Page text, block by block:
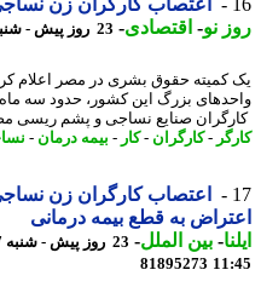
اعتصاب کارگران زن نساجی
نو- اقتصادی-23 روز پیش - شنبه 27 تیر 1405، 15:57
حقوق بشری در مصر اعلام کرد:
بزرگ این کشور، حدود سه ماه
صنایع نساجی و پشم ریسی مصر
- کارگران- کار -بیمه درمان -نساجی
اعتصاب کارگران زن نساجی
به قطع بیمه درمانی
-بین الملل-
81895273